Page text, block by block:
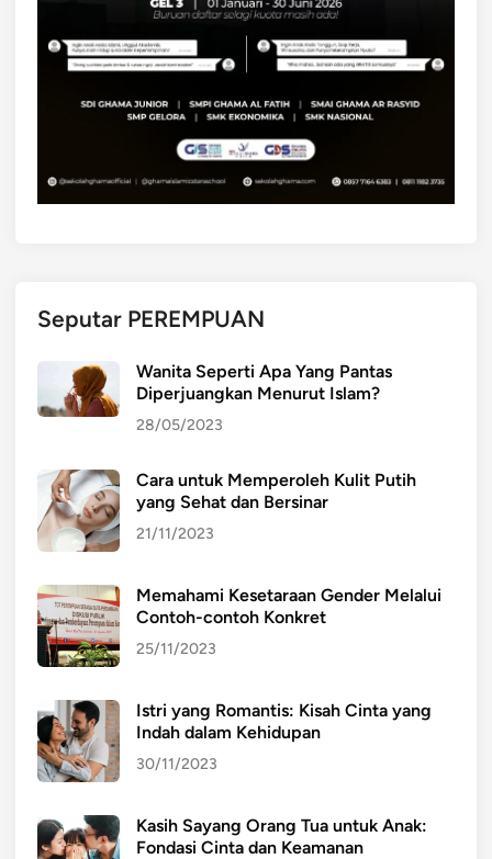
a
n
P
e
k
e
m
n
A
k
P
e
k
a
h
Seputar PEREMPUAN
Wanita Seperti Apa Yang Pantas
Diperjuangkan Menurut Islam?
28/05/2023
Cara untuk Memperoleh Kulit Putih
yang Sehat dan Bersinar
21/11/2023
Memahami Kesetaraan Gender Melalui
Contoh-contoh Konkret
25/11/2023
Istri yang Romantis: Kisah Cinta yang
Indah dalam Kehidupan
30/11/2023
Kasih Sayang Orang Tua untuk Anak:
Fondasi Cinta dan Keamanan